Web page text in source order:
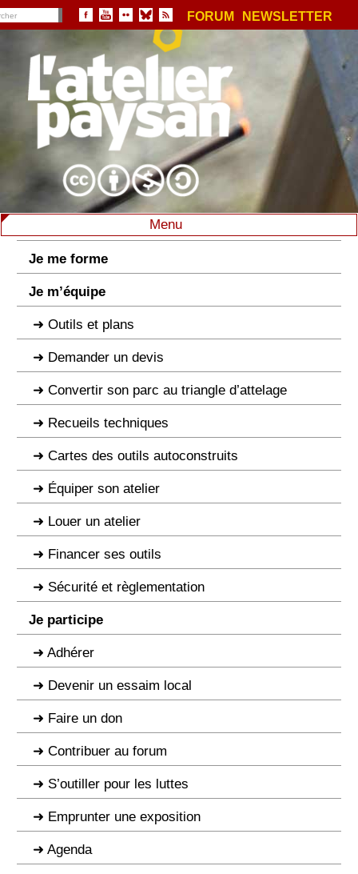
FORUM NEWSLETTER
Menu
Je me forme
Je m’équipe
Outils et plans
Demander un devis
Convertir son parc au triangle d’attelage
Recueils techniques
Cartes des outils autoconstruits
Équiper son atelier
Louer un atelier
Financer ses outils
Sécurité et règlementation
Je participe
Adhérer
Devenir un essaim local
Faire un don
Contribuer au forum
S’outiller pour les luttes
Emprunter une exposition
Agenda